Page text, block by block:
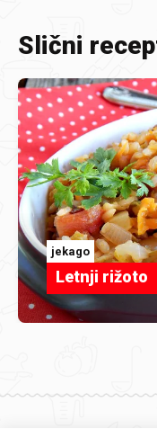
Slični
jekago
Letnji rižoto